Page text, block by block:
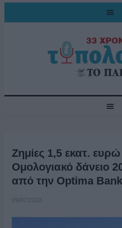
Ζημίες 1,5 εκατ.
Ομολογιακό δάνειο
από την Optima Bank
09/07/2026